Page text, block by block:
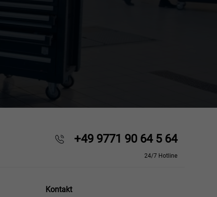
+49 9771 90 64 5 64
24/7 Hotline
Kontakt